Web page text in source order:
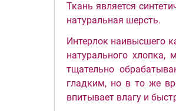
Ткань является
натуральная шерсть.
Интерлок наивысшего
натурального хлопка,
тщательно
гладким, но в то же
впитывает влагу и